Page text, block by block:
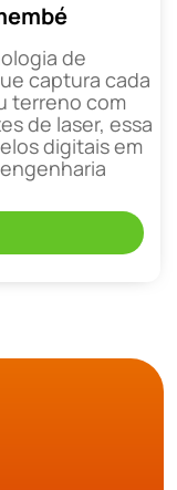
de
captura cada
terreno com
de laser, essa
digitais em